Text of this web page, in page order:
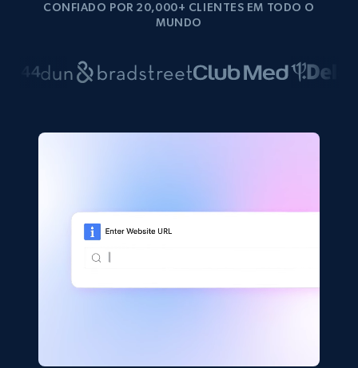
CONFIADO POR 20,000+ CLIENTES EM TODO O
MUNDO